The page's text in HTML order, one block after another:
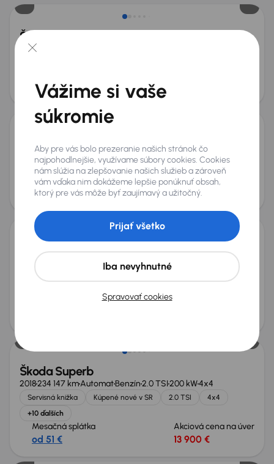
Škoda Superb
2016
od 54 €
Škoda Superb
2013 278 407 kmAutomatDiesel 2.0 TDI 125 kW
2.0 TDI Automat Koža Navi +6 ďalších
Mesačná splátka
od 27 €
Akciová cena na úver
7 200 €
Škoda Superb
2019139 403 km Automat 1.5 TSI 110 kW
Po prvom majiteľovi
Škoda Superb
2018234 147 kmAutomatBenzín2.0 TSI200 kW4x4
Servisná knižka Kúpené nové v SR 2.0 TSI
4x4
+10 ďalších
Mesačná splátka
od 51 €
Akciová cena na úver
13 900 €
Ušetríte 14 200 €
Vážime si vaše
súkromie
Aby pre vás bolo prezeranie našich stránok čo
najpohodlnejšie, využívame súbory cookies. Cookies
nám slúžia na zlepšovanie našich služieb a zároveň
vám vďaka nim dokážeme lepšie ponúknuť obsah,
ktorý pre vás môže byť zaujímavý a užitočný.
Spravovať cookies
Iba nevyhnutné
Prijať všetko